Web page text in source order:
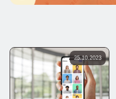
25.10.2023